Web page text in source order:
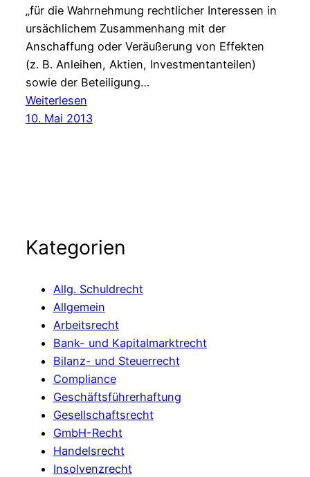
„für die Wahrnehmung rechtlicher Interessen in
ursächlichem Zusammenhang mit der
Anschaffung oder Veräußerung von Effekten
(z. B. Anleihen, Aktien, Investmentanteilen)
sowie der Beteiligung…
Weiterlesen:
BGH
10. Mai 2013
Kategorien
Allg. Schuldrecht
Allgemein
Arbeitsrecht
Bank- und Kapitalmarktrecht
Bilanz- und Steuerrecht
Compliance
Geschäftsführerhaftung
Gesellschaftsrecht
GmbH-Recht
Handelsrecht
Insolvenzrecht